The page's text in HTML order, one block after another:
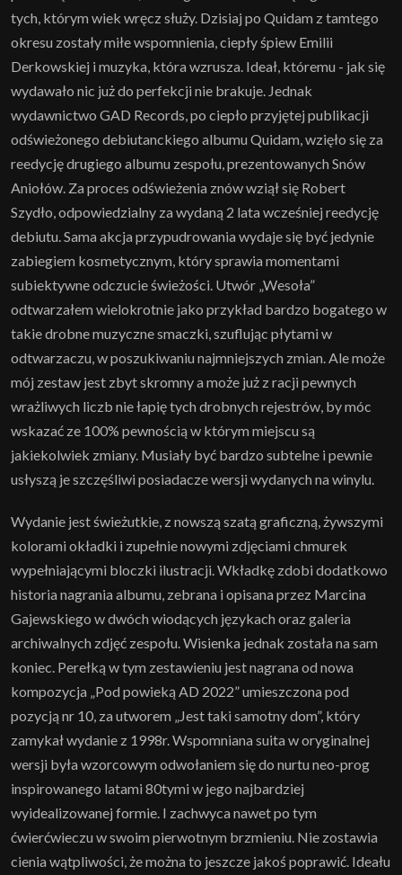
tych, którym wiek wręcz służy. Dzisiaj po Quidam z tamtego
okresu zostały miłe wspomnienia, ciepły śpiew Emilii
Derkowskiej i muzyka, która wzrusza. Ideał, któremu - jak się
wydawało nic już do perfekcji nie brakuje. Jednak
wydawnictwo GAD Records, po ciepło przyjętej publikacji
odświeżonego debiutanckiego albumu Quidam, wzięło się za
reedycję drugiego albumu zespołu, prezentowanych Snów
Aniołów. Za proces odświeżenia znów wziął się Robert
Szydło, odpowiedzialny za wydaną 2 lata wcześniej reedycję
debiutu. Sama akcja przypudrowania wydaje się być jedynie
zabiegiem kosmetycznym, który sprawia momentami
subiektywne odczucie świeżości. Utwór „Wesoła”
odtwarzałem wielokrotnie jako przykład bardzo bogatego w
takie drobne muzyczne smaczki, szuflując płytami w
odtwarzaczu, w poszukiwaniu najmniejszych zmian. Ale może
mój zestaw jest zbyt skromny a może już z racji pewnych
wrażliwych liczb nie łapię tych drobnych rejestrów, by móc
wskazać ze 100% pewnością w którym miejscu są
jakiekolwiek zmiany. Musiały być bardzo subtelne i pewnie
usłyszą je szczęśliwi posiadacze wersji wydanych na winylu.
Wydanie jest świeżutkie, z nowszą szatą graficzną, żywszymi
kolorami okładki i zupełnie nowymi zdjęciami chmurek
wypełniającymi bloczki ilustracji. Wkładkę zdobi dodatkowo
historia nagrania albumu, zebrana i opisana przez Marcina
Gajewskiego w dwóch wiodących językach oraz galeria
archiwalnych zdjęć zespołu. Wisienka jednak została na sam
koniec. Perełką w tym zestawieniu jest nagrana od nowa
kompozycja „Pod powieką AD 2022” umieszczona pod
pozycją nr 10, za utworem „Jest taki samotny dom”, który
zamykał wydanie z 1998r. Wspomniana suita w oryginalnej
wersji była wzorcowym odwołaniem się do nurtu neo-prog
inspirowanego latami 80tymi w jego najbardziej
wyidealizowanej formie. I zachwyca nawet po tym
ćwierćwieczu w swoim pierwotnym brzmieniu. Nie zostawia
cienia wątpliwości, że można to jeszcze jakoś poprawić. Ideału